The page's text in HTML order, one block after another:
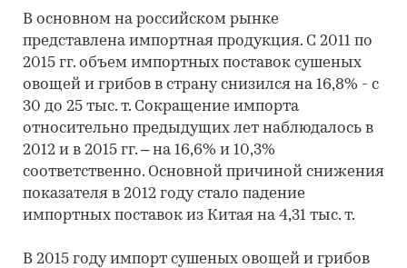
В основном на российском рынке
представлена импортная продукция. С 2011 по
2015 гг. объем импортных поставок сушеных
овощей и грибов в страну снизился на 16,8% - с
30 до 25 тыс. т. Сокращение импорта
относительно предыдущих лет наблюдалось в
2012 и в 2015 гг. – на 16,6% и 10,3%
соответственно. Основной причиной снижения
показателя в 2012 году стало падение
импортных поставок из Китая на 4,31 тыс. т.
В 2015 году импорт сушеных овощей и грибов